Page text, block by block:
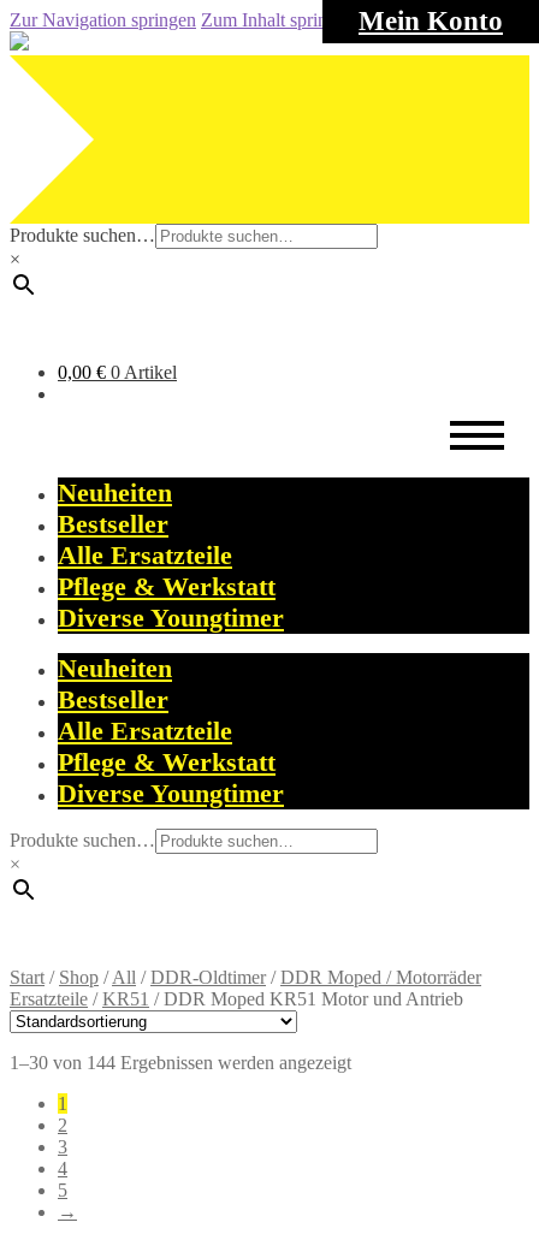
Mein Konto
Zur Navigation springen Zum Inhalt springen
Produkte suchen…
×
0,00 € 0 Artikel
Neuheiten
Bestseller
Alle Ersatzteile
Pflege & Werkstatt
Diverse Youngtimer
Neuheiten
Bestseller
Alle Ersatzteile
Pflege & Werkstatt
Diverse Youngtimer
Produkte suchen…
×
Start / Shop /All /DDR-Oldtimer/DDR Moped / Motorräder
Ersatzteile /KR51 /DDR Moped KR51 Motor und Antrieb
1–30 von 144 Ergebnissen werden angezeigt
1
2
3
4
5
→